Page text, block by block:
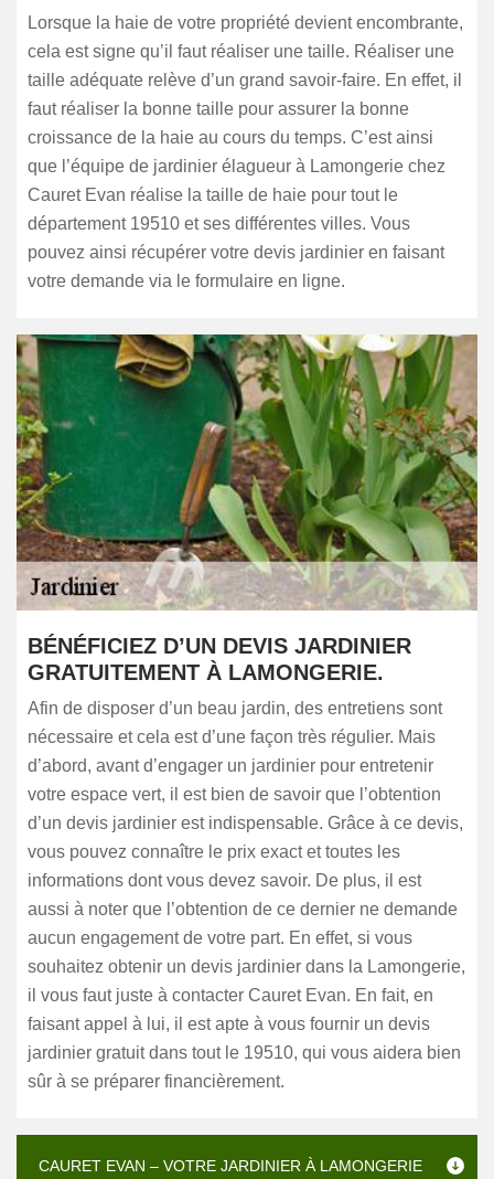
Lorsque la haie de votre propriété devient encombrante,
cela est signe qu’il faut réaliser une taille. Réaliser une
taille adéquate relève d’un grand savoir-faire. En effet, il
faut réaliser la bonne taille pour assurer la bonne
croissance de la haie au cours du temps. C’est ainsi
que l’équipe de jardinier élagueur à Lamongerie chez
Cauret Evan réalise la taille de haie pour tout le
département 19510 et ses différentes villes. Vous
pouvez ainsi récupérer votre devis jardinier en faisant
votre demande via le formulaire en ligne.
BÉNÉFICIEZ D’UN DEVIS JARDINIER
GRATUITEMENT À LAMONGERIE.
Afin de disposer d’un beau jardin, des entretiens sont
nécessaire et cela est d’une façon très régulier. Mais
d’abord, avant d’engager un jardinier pour entretenir
votre espace vert, il est bien de savoir que l’obtention
d’un devis jardinier est indispensable. Grâce à ce devis,
vous pouvez connaître le prix exact et toutes les
informations dont vous devez savoir. De plus, il est
aussi à noter que l’obtention de ce dernier ne demande
aucun engagement de votre part. En effet, si vous
souhaitez obtenir un devis jardinier dans la Lamongerie,
il vous faut juste à contacter Cauret Evan. En fait, en
faisant appel à lui, il est apte à vous fournir un devis
jardinier gratuit dans tout le 19510, qui vous aidera bien
sûr à se préparer financièrement.
CAURET EVAN – VOTRE JARDINIER À LAMONGERIE